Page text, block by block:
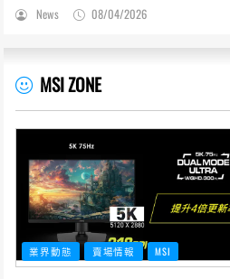
News 08/04/2026
MSI ZONE
業界動態 賣場情報 MSI